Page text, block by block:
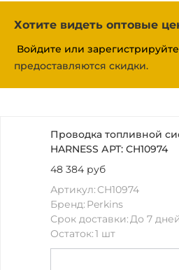
Хотите видеть оптовые
Войдите или
предоставляются скидки.
Проводка топливной
HARNESS АРТ: CH10974
48 384 руб
Артикул:CH10974
Бренд: Perkins
Срок доставки:До 7 дней
Остаток:1 шт